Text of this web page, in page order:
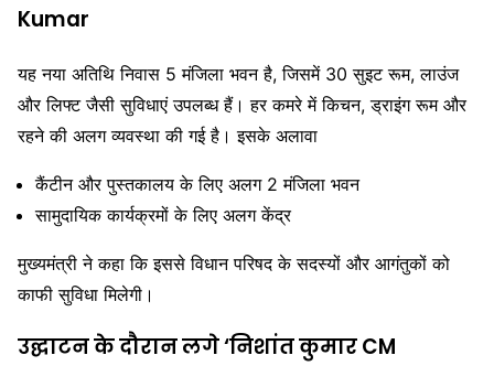
Kumar
यह नया अतिथि निवास 5 मंजिला भवन है, जिसमें 30 सुइट रूम, लाउंज
और लिफ्ट जैसी सुविधाएं उपलब्ध हैं। हर कमरे में किचन, ड्राइंग रूम और
रहने की अलग व्यवस्था की गई है। इसके अलावा
कैंटीन और पुस्तकालय के लिए अलग 2 मंजिला भवन
सामुदायिक कार्यक्रमों के लिए अलग केंद्र
मुख्यमंत्री ने कहा कि इससे विधान परिषद के सदस्यों और आगंतुकों को
काफी सुविधा मिलेगी।
उद्घाटन के दौरान लगे ‘निशांत कुमार CM